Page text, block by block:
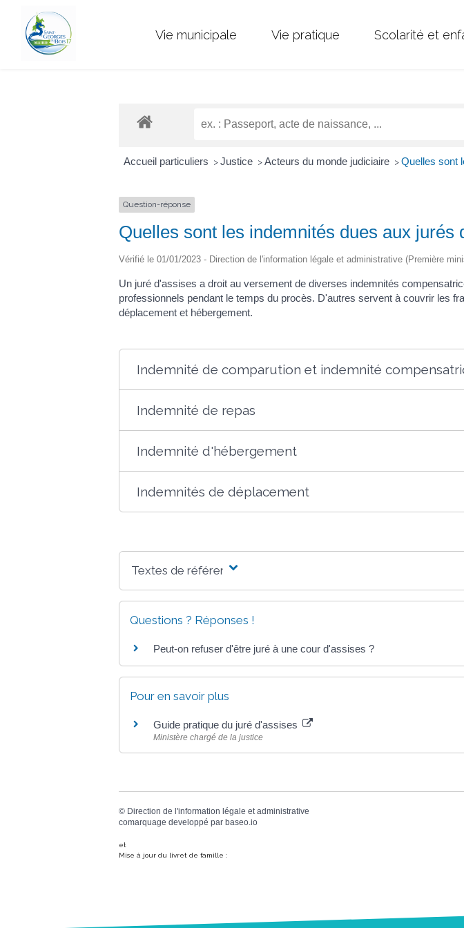
Vie municipale Vie pratique Scolarité et
Accueil particuliers > Justice > Acteurs du monde judiciaire > Quelles sont
Question-réponse
Quelles sont les indemnités dues aux jurés
Vérifié le 01/01/2023 - Direction de l'information légale et administrative (Première
Un juré d'assises a droit au versement de diverses indemnités
professionnels pendant le temps du procès. D'autres servent à couvrir les
déplacement et hébergement.
Indemnité de comparution et indemnité
Indemnité de repas
Indemnité d'hébergement
Indemnités de déplacement
Textes de référence
Questions ? Réponses !
Peut-on refuser d'être juré à une cour d'assises ?
Pour en savoir plus
Guide pratique du juré d'assises
Ministère chargé de la justice
© Direction de l'information légale et administrative
comarquage developpé par baseo.io
et
Mise à jour du livret de famille :